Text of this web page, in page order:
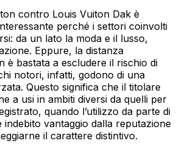
contro Louis Vuiton Dak è
perché i settori coinvolti
da un lato la moda e il lusso,
Eppure, la distanza
è bastata a escludere il rischio di
notori, infatti, godono di una
Questo significa che il titolare
a usi in ambiti diversi da quelli per
quando l’utilizzo da parte di
vantaggio dalla reputazione
il carattere distintivo.